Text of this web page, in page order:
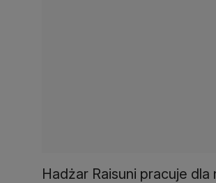
Hadżar Raisuni pracuje